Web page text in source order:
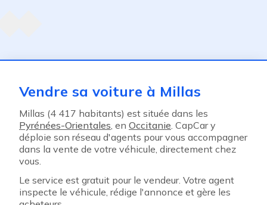
Vendre sa voiture à Millas
Millas (4 417 habitants) est située dans les
Pyrénées-Orientales, en Occitanie. CapCar y
déploie son réseau d'agents pour vous accompagner
dans la vente de votre véhicule, directement chez
vous.
Le service est gratuit pour le vendeur. Votre agent
inspecte le véhicule, rédige l'annonce et gère les